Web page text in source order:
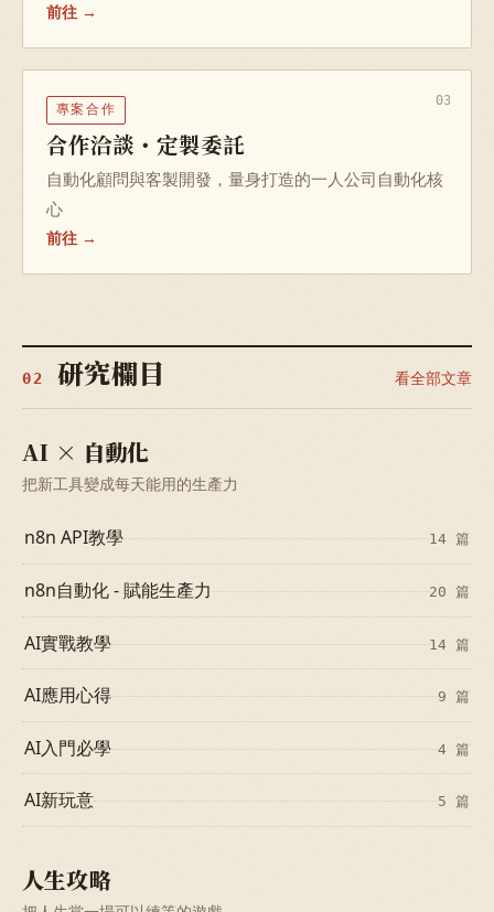
前往 →
03
專案合作
合作洽談・定製委託
自動化顧問與客製開發，量身打造的一人公司自動化核
心
前往 →
02 研究欄目 看全部文章
AI × 自動化
把新工具變成每天能用的生產力
n8n API教學 14 篇
n8n自動化 - 賦能生產力 20 篇
AI實戰教學 14 篇
AI應用心得 9 篇
AI入門必學 4 篇
AI新玩意 5 篇
人生攻略